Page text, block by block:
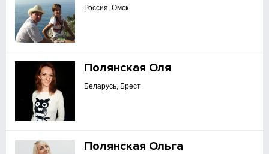
Россия, Омск
Полянская Оля
Беларусь, Брест
Полянская Ольга